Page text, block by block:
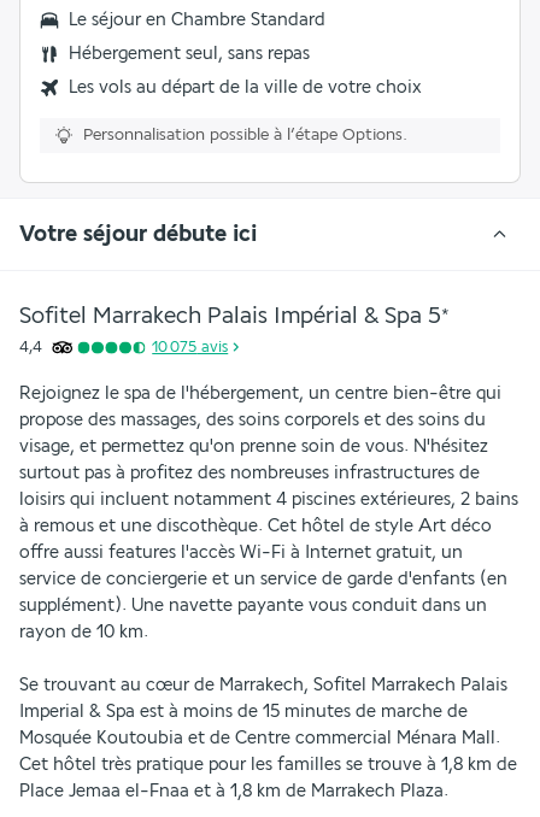
Le séjour en Chambre Standard
Hébergement seul, sans repas
Les vols au départ de la ville de votre choix
Personnalisation possible à l’étape Options.
Votre séjour débute ici
Sofitel Marrakech Palais Impérial & Spa 5*
4,4 10 075 avis
Rejoignez le spa de l'hébergement, un centre bien-être qui
propose des massages, des soins corporels et des soins du
visage, et permettez qu'on prenne soin de vous. N'hésitez
surtout pas à profitez des nombreuses infrastructures de
loisirs qui incluent notamment 4 piscines extérieures, 2 bains
à remous et une discothèque. Cet hôtel de style Art déco
offre aussi features l'accès Wi-Fi à Internet gratuit, un
service de conciergerie et un service de garde d'enfants (en
supplément). Une navette payante vous conduit dans un
rayon de 10 km.
Se trouvant au cœur de Marrakech, Sofitel Marrakech Palais
Imperial & Spa est à moins de 15 minutes de marche de
Mosquée Koutoubia et de Centre commercial Ménara Mall.
Cet hôtel très pratique pour les familles se trouve à 1,8 km de
Place Jemaa el-Fnaa et à 1,8 km de Marrakech Plaza.